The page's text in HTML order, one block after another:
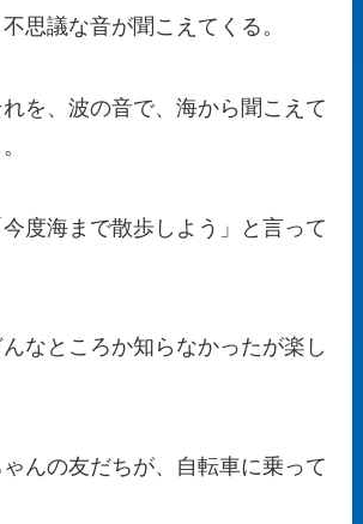
思議な音が聞こえてくる。
を、波の音で、海から聞こえて
度海まで散歩しよう」と言って
なところか知らなかったが楽し
んの友だちが、自転車に乗って